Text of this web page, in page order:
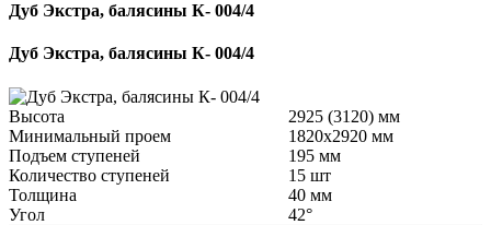
Дуб Экстра, балясины К- 004/4
Дуб Экстра, балясины К- 004/4
Высота
2925 (3120) мм
Минимальный проем
1820x2920 мм
Подъем ступеней
195 мм
Количество ступеней
15 шт
Толщина
40 мм
Угол
42°